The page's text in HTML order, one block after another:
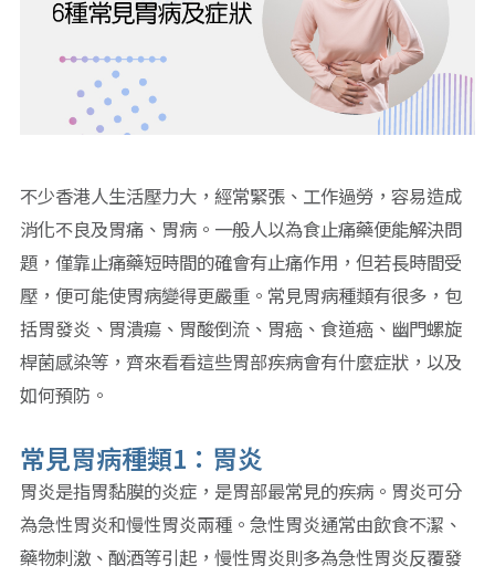
不少香港人生活壓力大，經常緊張、工作過勞，容易造成
消化不良及胃痛、胃病。一般人以為食止痛藥便能解決問
題，僅靠止痛藥短時間的確會有止痛作用，但若長時間受
壓，便可能使胃病變得更嚴重。常見胃病種類有很多，包
括胃發炎、胃潰瘍、胃酸倒流、胃癌、食道癌、幽門螺旋
桿菌感染等，齊來看看這些胃部疾病會有什麼症狀，以及
如何預防。
常見胃病種類1：胃炎
胃炎是指胃黏膜的炎症，是胃部最常見的疾病。胃炎可分
為急性胃炎和慢性胃炎兩種。急性胃炎通常由飲食不潔、
藥物刺激、酗酒等引起，慢性胃炎則多為急性胃炎反覆發